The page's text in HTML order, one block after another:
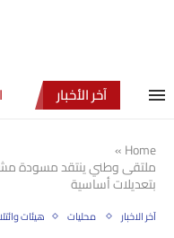
آخر الأخبار
Home
»
ملتقى وطني ينتقد مسودة
بتعديلات أساسية
آخر الاخبار محليات هيئات